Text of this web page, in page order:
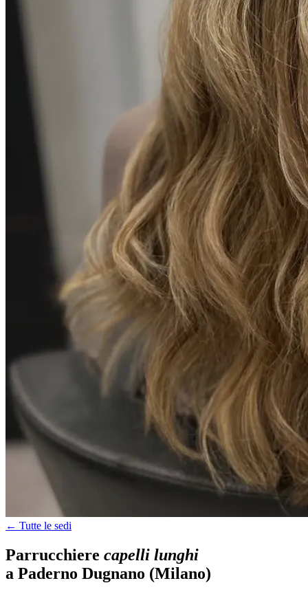
← Tutte le sedi
Parrucchiere capelli lunghi
a Paderno Dugnano (Milano)